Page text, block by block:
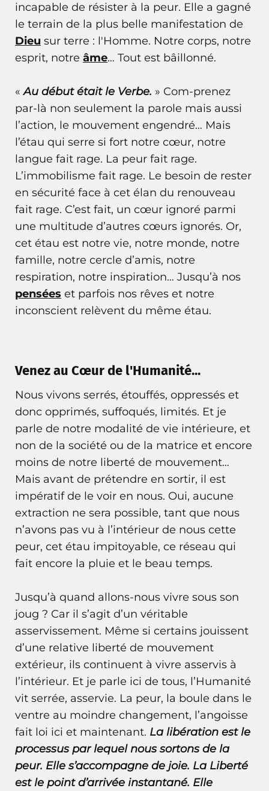
incapable de résister à la peur. Elle a gagné
le terrain de la plus belle manifestation de
Dieu sur terre : l'Homme. Notre corps, notre
esprit, notre âme… Tout est bâillonné.
«Au début était le Verbe. » Com-prenez
par-là non seulement la parole mais aussi
l’action, le mouvement engendré… Mais
l’étau qui serre si fort notre cœur, notre
langue fait rage. La peur fait rage.
L’immobilisme fait rage. Le besoin de rester
en sécurité face à cet élan du renouveau
fait rage. C’est fait, un cœur ignoré parmi
une multitude d’autres cœurs ignorés. Or,
cet étau est notre vie, notre monde, notre
famille, notre cercle d’amis, notre
respiration, notre inspiration… Jusqu’à nos
pensées et parfois nos rêves et notre
inconscient relèvent du même étau.
Venez au Cœur de l'Humanité...
Nous vivons serrés, étouffés, oppressés et
donc opprimés, suffoqués, limités. Et je
parle de notre modalité de vie intérieure, et
non de la société ou de la matrice et encore
moins de notre liberté de mouvement…
Mais avant de prétendre en sortir, il est
impératif de le voir en nous. Oui, aucune
extraction ne sera possible, tant que nous
n’avons pas vu à l’intérieur de nous cette
peur, cet étau impitoyable, ce réseau qui
fait encore la pluie et le beau temps.
Jusqu’à quand allons-nous vivre sous son
joug ? Car il s’agit d’un véritable
asservissement. Même si certains jouissent
d’une relative liberté de mouvement
extérieur, ils continuent à vivre asservis à
l’intérieur. Et je parle ici de tous, l’Humanité
vit serrée, asservie. La peur, la boule dans le
ventre au moindre changement, l’angoisse
fait loi ici et maintenant. La libération est le
processus par lequel nous sortons de la
peur. Elle s’accompagne de joie. La Liberté
est le point d’arrivée instantané. Elle